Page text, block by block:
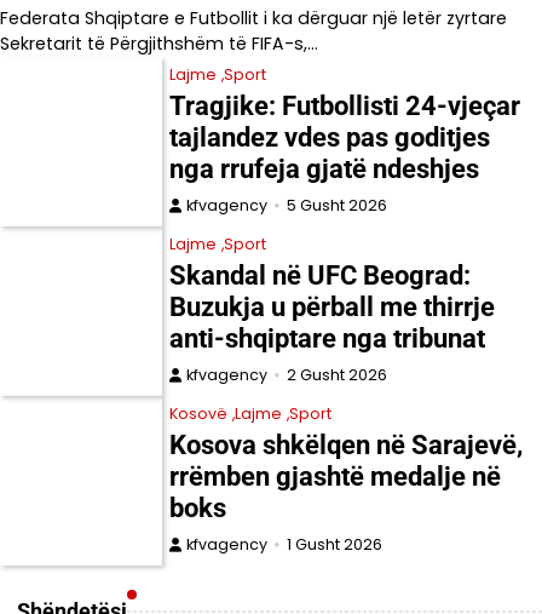
Federata Shqiptare e Futbollit i ka dërguar një letër zyrtare
Sekretarit të Përgjithshëm të FIFA-s,…
Lajme Sport
Tragjike: Futbollisti 24-vjeçar
tajlandez vdes pas goditjes
nga rrufeja gjatë ndeshjes
kfvagency
5 Gusht 2026
Lajme Sport
Skandal në UFC Beograd:
Buzukja u përball me thirrje
anti-shqiptare nga tribunat
kfvagency
2 Gusht 2026
Kosovë Lajme Sport
Kosova shkëlqen në Sarajevë,
rrëmben gjashtë medalje në
boks
kfvagency 1 Gusht 2026